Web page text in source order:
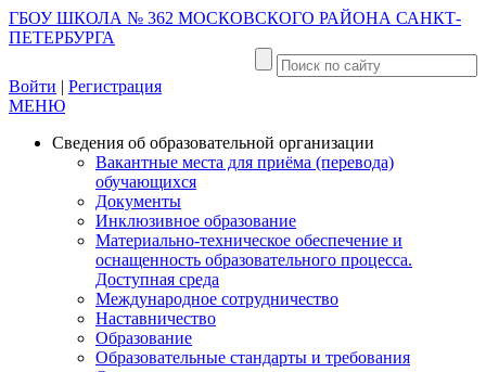
ГБОУ ШКОЛА № 362 МОСКОВСКОГО РАЙОНА САНКТ-
ПЕТЕРБУРГА
Войти | Регистрация
МЕНЮ
Сведения об образовательной организации
Вакантные места для приёма (перевода)
обучающихся
Документы
Инклюзивное образование
Материально-техническое обеспечение и
оснащенность образовательного процесса.
Доступная среда
Международное сотрудничество
Наставничество
Образование
Образовательные стандарты и требования